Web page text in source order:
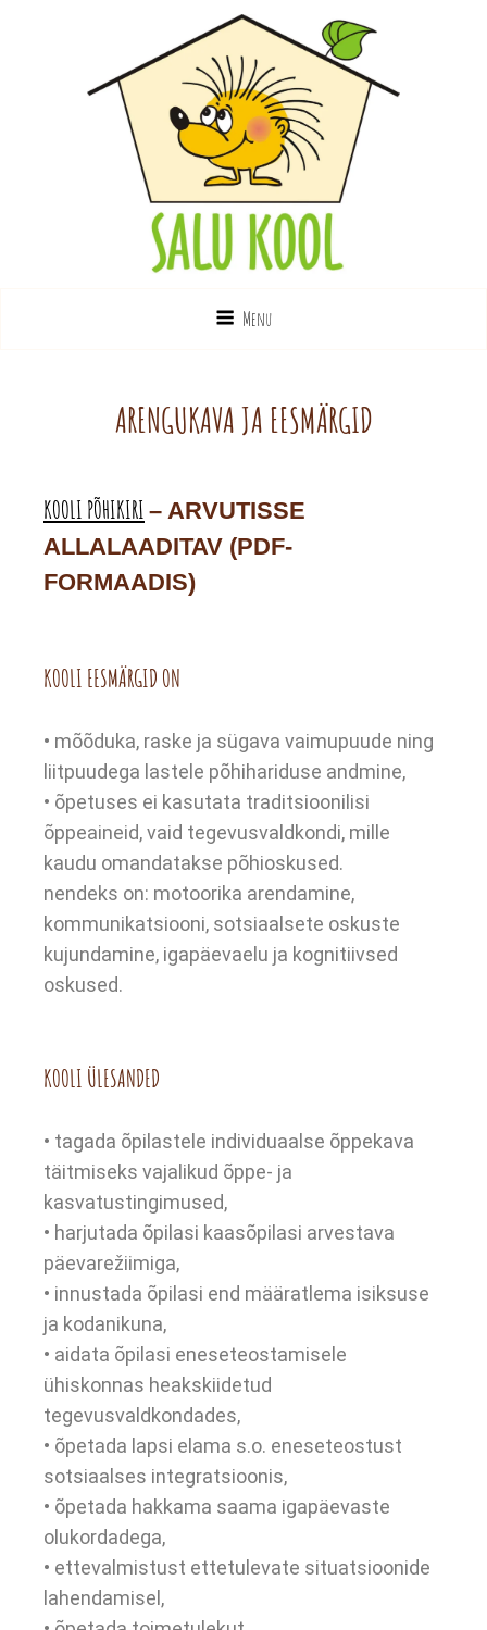
Menu
ARENGUKAVA JA EESMÄRGID
KOOLI PÕHIKIRI – ARVUTISSE
ALLALAADITAV (PDF-
FORMAADIS)
KOOLI EESMÄRGID ON
• mõõduka, raske ja sügava vaimupuude ning
liitpuudega lastele põhihariduse andmine,
• õpetuses ei kasutata traditsioonilisi
õppeaineid, vaid tegevusvaldkondi, mille
kaudu omandatakse põhioskused.
nendeks on: motoorika arendamine,
kommunikatsiooni, sotsiaalsete oskuste
kujundamine, igapäevaelu ja kognitiivsed
oskused.
KOOLI ÜLESANDED
• tagada õpilastele individuaalse õppekava
täitmiseks vajalikud õppe- ja
kasvatustingimused,
• harjutada õpilasi kaasõpilasi arvestava
päevarežiimiga,
• innustada õpilasi end määratlema isiksuse
ja kodanikuna,
• aidata õpilasi eneseteostamisele
ühiskonnas heakskiidetud
tegevusvaldkondades,
• õpetada lapsi elama s.o. eneseteostust
sotsiaalses integratsioonis,
• õpetada hakkama saama igapäevaste
olukordadega,
• ettevalmistust ettetulevate situatsioonide
lahendamisel,